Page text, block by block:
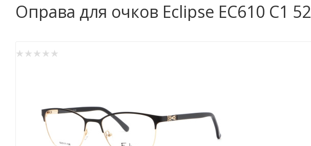
Оправа для очков Eclipse EC610 C1 52